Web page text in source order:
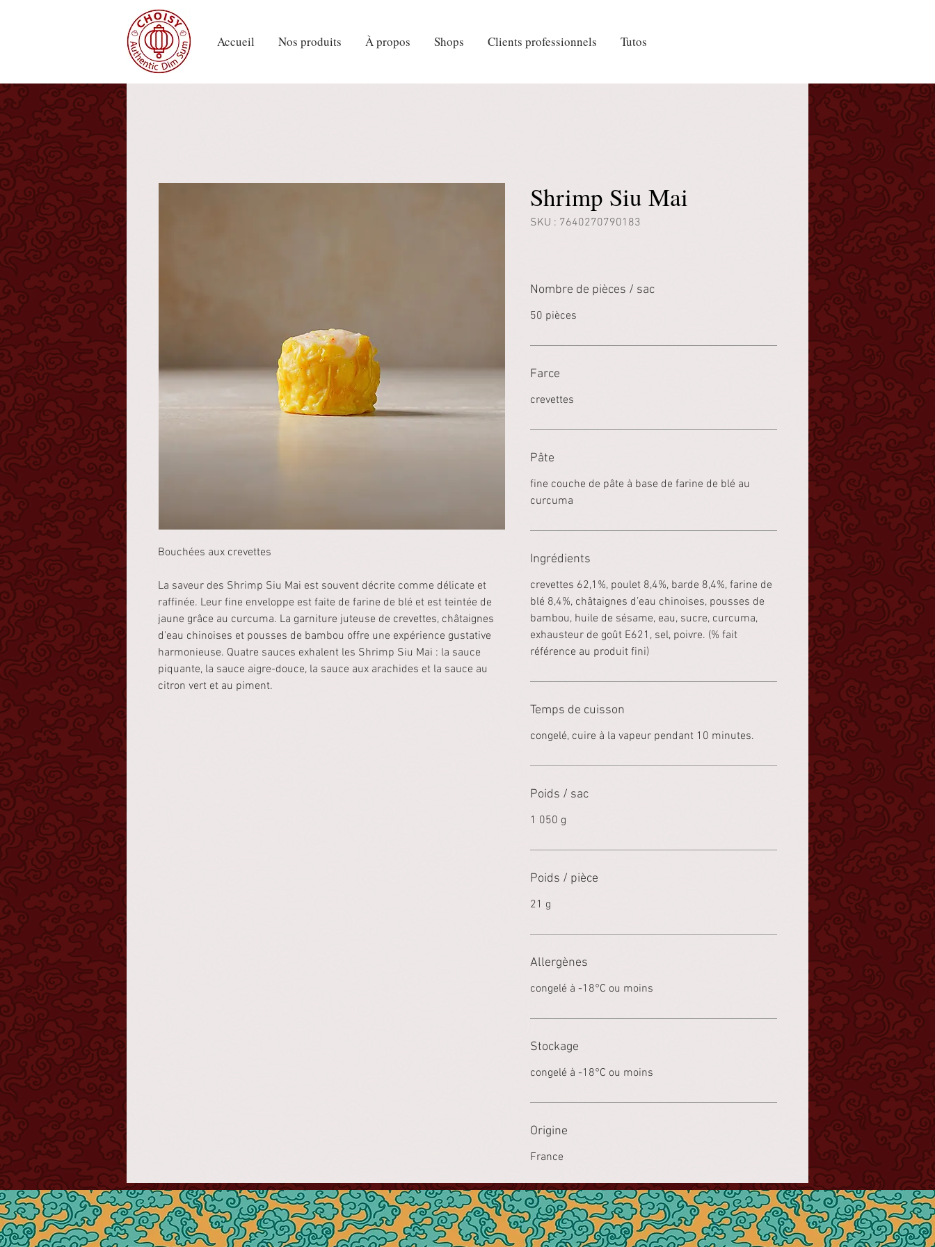
Accueil Nos produits À propos Shops Clients professionnels Tutos
Bouchées aux crevettes
La saveur des Shrimp Siu Mai est souvent décrite comme délicate et
raffinée. Leur fine enveloppe est faite de farine de blé et est teintée de
jaune grâce au curcuma. La garniture juteuse de crevettes, châtaignes
d'eau chinoises et pousses de bambou offre une expérience gustative
harmonieuse. Quatre sauces exhalent les Shrimp Siu Mai : la sauce
piquante, la sauce aigre-douce, la sauce aux arachides et la sauce au
citron vert et au piment.
Shrimp Siu Mai
SKU : 7640270790183
Nombre de pièces / sac
50 pièces
Farce
crevettes
Pâte
fine couche de pâte à base de farine de blé au
curcuma
Ingrédients
crevettes 62,1%, poulet 8,4%, barde 8,4%, farine de
blé 8,4%, châtaignes d’eau chinoises, pousses de
bambou, huile de sésame, eau, sucre, curcuma,
exhausteur de goût E621, sel, poivre. (% fait
référence au produit fini)
Temps de cuisson
congelé, cuire à la vapeur pendant 10 minutes.
Poids / sac
1 050 g
Poids / pièce
21 g
Allergènes
congelé à -18°C ou moins
Stockage
congelé à -18°C ou moins
Origine
France